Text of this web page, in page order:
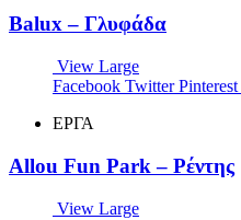
Balux – Γλυφάδα
View Large
Facebook Twitter Pinterest
ΕΡΓΑ
Allou Fun Park – Ρέντης
View Large